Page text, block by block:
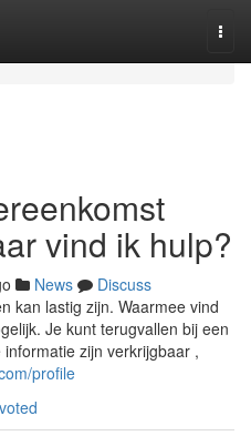
vind ik hulp?
News
Discuss
kan lastig zijn. Waarmee vind
Je kunt terugvallen bij een
zijn verkrijgbaar ,
profile